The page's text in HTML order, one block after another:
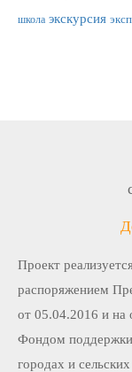
школа экскурсия
Проект
распоряжением
от 05.04.2016 и на
Фондом поддержки
городах и